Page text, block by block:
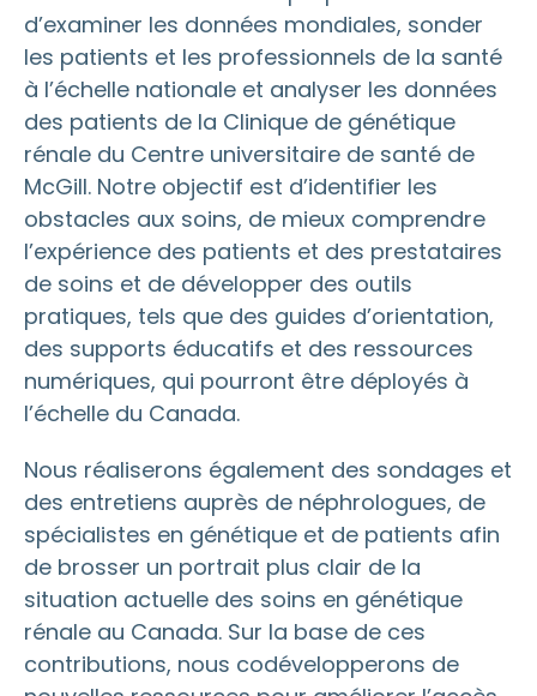
d’examiner les données mondiales, sonder
les patients et les professionnels de la santé
à l’échelle nationale et analyser les données
des patients de la Clinique de génétique
rénale du Centre universitaire de santé de
McGill. Notre objectif est d’identifier les
obstacles aux soins, de mieux comprendre
l’expérience des patients et des prestataires
de soins et de développer des outils
pratiques, tels que des guides d’orientation,
des supports éducatifs et des ressources
numériques, qui pourront être déployés à
l’échelle du Canada.
Nous réaliserons également des sondages et
des entretiens auprès de néphrologues, de
spécialistes en génétique et de patients afin
de brosser un portrait plus clair de la
situation actuelle des soins en génétique
rénale au Canada. Sur la base de ces
contributions, nous codévelopperons de